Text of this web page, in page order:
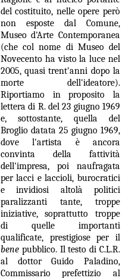
del costituito, nelle opere però
non esposte dal Comune,
Museo d'Arte Contemporanea
(che col nome di Museo del
Novecento ha visto la luce nel
2005, quasi trent'anni dopo la
morte dell'ideatore).
Riportiamo in proposito la
lettera di R. del 23 giugno 1969
e, sottostante, quella del
Broglio datata 25 giugno 1969,
dove l'artista è ancora
convinta della fattività
dell'impresa, poi naufragata
per lacci e laccioli, burocratici
e invidiosi altolà politici
paralizzanti tante, troppe
iniziative, soprattutto troppe
di quelle importanti
qualificate, prestigiose per il
benepubblico. Il testo di C.L.R.
al dottor Guido Paladino,
Commissario prefettizio al